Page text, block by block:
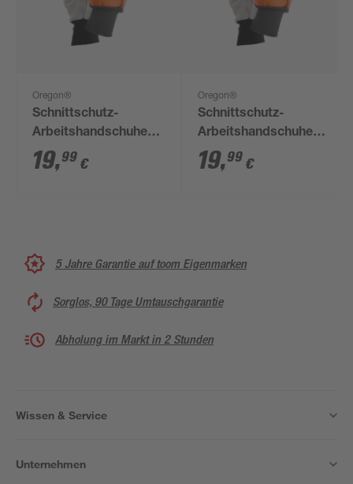
Oregon®
Schnittschutz-
Arbeitshandschuhe
Gr. 9
19,99 €
Oregon®
Schnittschutz-
Arbeitshandschuhe
Gr. 10
19,99 €
5 Jahre Garantie auf toom Eigenmarken
Sorglos, 90 Tage Umtauschgarantie
Abholung im Markt in 2 Stunden
Wissen & Service
Unternehmen